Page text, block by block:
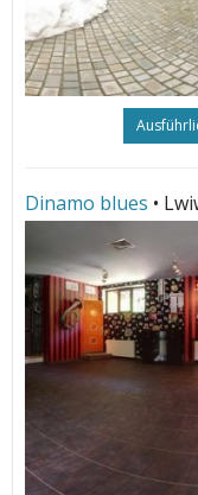
Dinamo blues •